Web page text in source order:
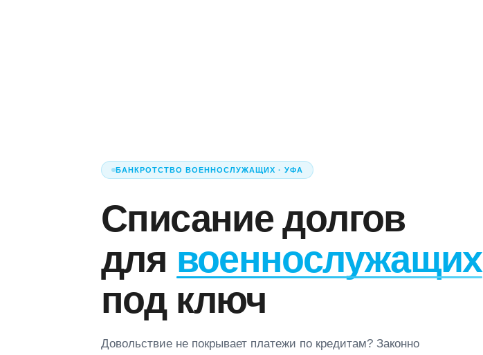
БАНКРОТСТВО ВОЕННОСЛУЖАЩИХ · УФА
Списание долгов
для военнослужащих
под ключ
Довольствие не покрывает платежи по кредитам? Законно